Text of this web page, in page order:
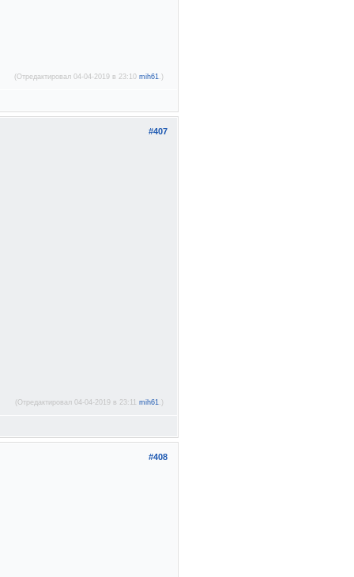
(Отредактировал 04-04-2019 в 23:10 mih61.)
#407
(Отредактировал 04-04-2019 в 23:11 mih61.)
#408